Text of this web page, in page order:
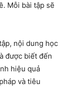
Mỗi bài tập sẽ
nội dung học
được biết đến
hiệu quả
và tiêu